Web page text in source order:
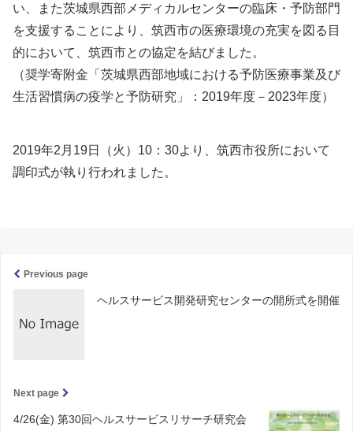
い、また茨城県西部メディカルセンターの臨床・予防部門
を支援することにより、筑西市の医療環境の充実を図る目
的において、筑西市との協定を結びました。
（奨学寄附金「茨城県西部地域における予防医療事業及び
生活習慣病の疫学と予防研究」：2019年度－2023年度）
2019年2月19日（火）10：30より、筑西市役所において
調印式が執り行われました。
Previous page
ヘルスサービス開発研究センターの開所式を開催
Next page
4/26(金) 第30回ヘルスサービスリサーチ研究会